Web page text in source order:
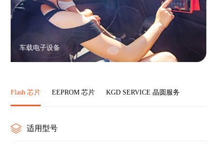
车载电子设备
Flash 芯片 EEPROM 芯片 KGD SERVICE 晶圆服务
适用型号